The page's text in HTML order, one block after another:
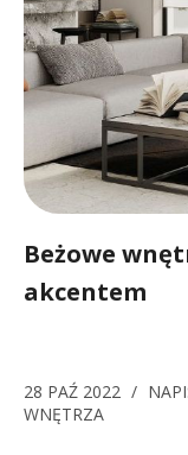
Beżowe
akcentem
28 PAŹ 2022 /
WNĘTRZA